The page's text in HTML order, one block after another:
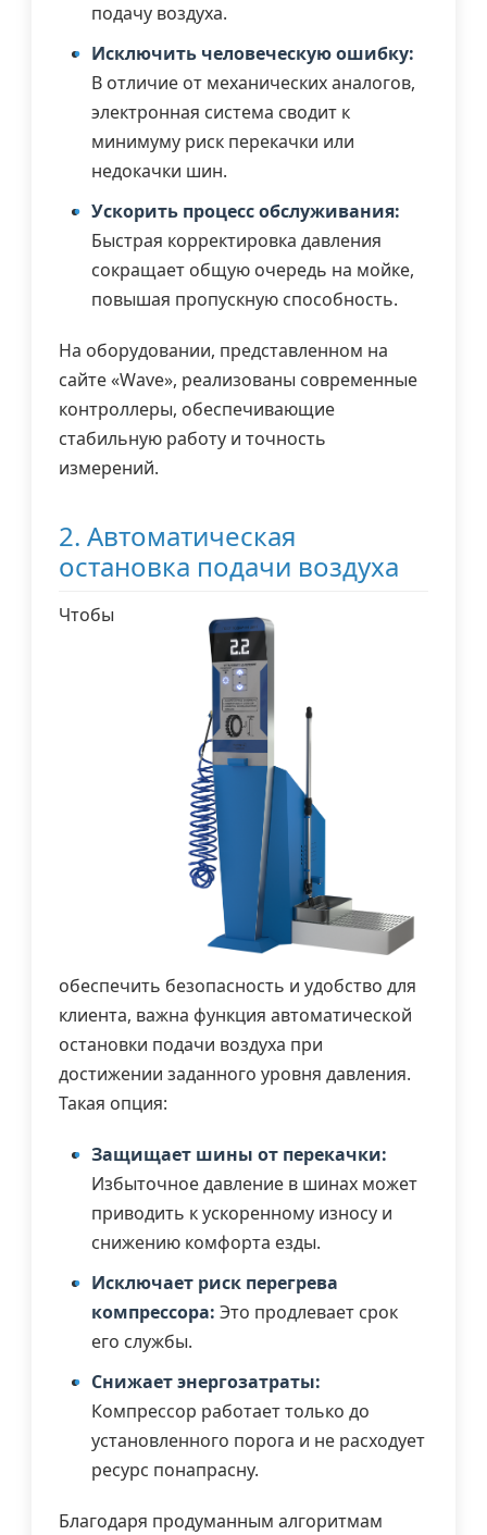
подачу воздуха.
Исключить человеческую ошибку:
В отличие от механических аналогов,
электронная система сводит к
минимуму риск перекачки или
недокачки шин.
Ускорить процесс обслуживания:
Быстрая корректировка давления
сокращает общую очередь на мойке,
повышая пропускную способность.
На оборудовании, представленном на
сайте «Wave», реализованы современные
контроллеры, обеспечивающие
стабильную работу и точность
измерений.
2. Автоматическая
остановка подачи воздуха
Чтобы
обеспечить безопасность и удобство для
клиента, важна функция автоматической
остановки подачи воздуха при
достижении заданного уровня давления.
Такая опция:
Защищает шины от перекачки:
Избыточное давление в шинах может
приводить к ускоренному износу и
снижению комфорта езды.
Исключает риск перегрева
компрессора: Это продлевает срок
его службы.
Снижает энергозатраты:
Компрессор работает только до
установленного порога и не расходует
ресурс понапрасну.
Благодаря продуманным алгоритмам